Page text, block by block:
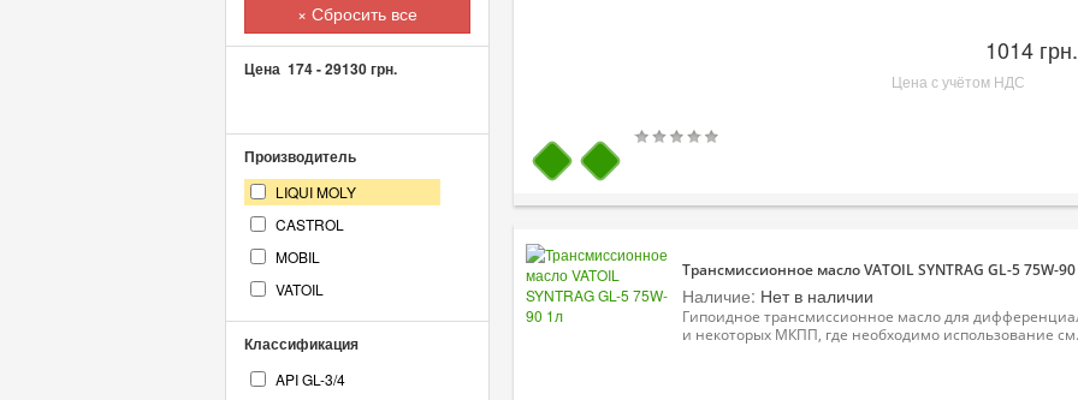
× Сбросить все
Цена 174-29130грн.
Производитель
LIQUI MOLY
CASTROL
MOBIL
VATOIL
Классификация
API GL-3/4
1014 грн.
Цена с учётом НДС
Трансмиссионное масло VATOIL SYNTRAG GL-5 75W-
Наличие: Нет в наличии
Гипоидное трансмиссионное масло для
и некоторых МКПП, где необходимо использование